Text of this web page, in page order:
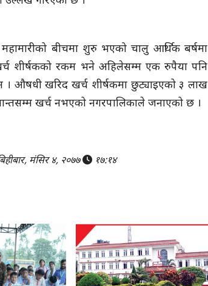
बीचमा शुरु भएको चालु आर्थिक बर्षमा
शीर्षकको रकम भने अहिलेसम्म एक रुपैया पनि
। औषधी खरिद खर्च शीर्षकमा छुट्याइएको ३ लाख
खर्च नभएको नगरपालिकाले जनाएको छ ।
मंसिर ४, २०७७ १७:१४